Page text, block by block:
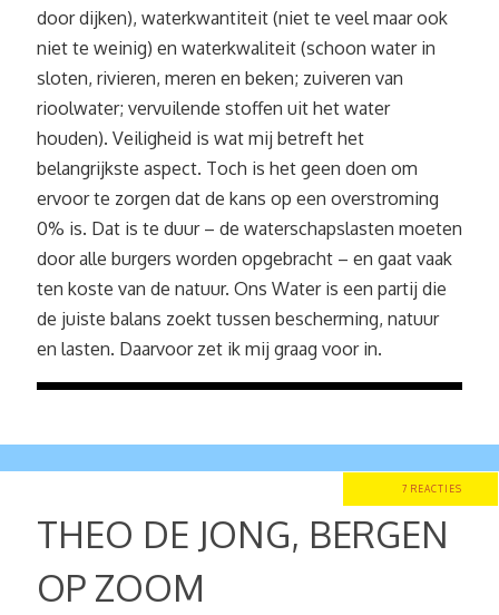
door dijken), waterkwantiteit (niet te veel maar ook
niet te weinig) en waterkwaliteit (schoon water in
sloten, rivieren, meren en beken; zuiveren van
rioolwater; vervuilende stoffen uit het water
houden). Veiligheid is wat mij betreft het
belangrijkste aspect. Toch is het geen doen om
ervoor te zorgen dat de kans op een overstroming
0% is. Dat is te duur – de waterschapslasten moeten
door alle burgers worden opgebracht – en gaat vaak
ten koste van de natuur. Ons Water is een partij die
de juiste balans zoekt tussen bescherming, natuur
en lasten. Daarvoor zet ik mij graag voor in.
7 REACTIES
THEO DE JONG, BERGEN
OP ZOOM